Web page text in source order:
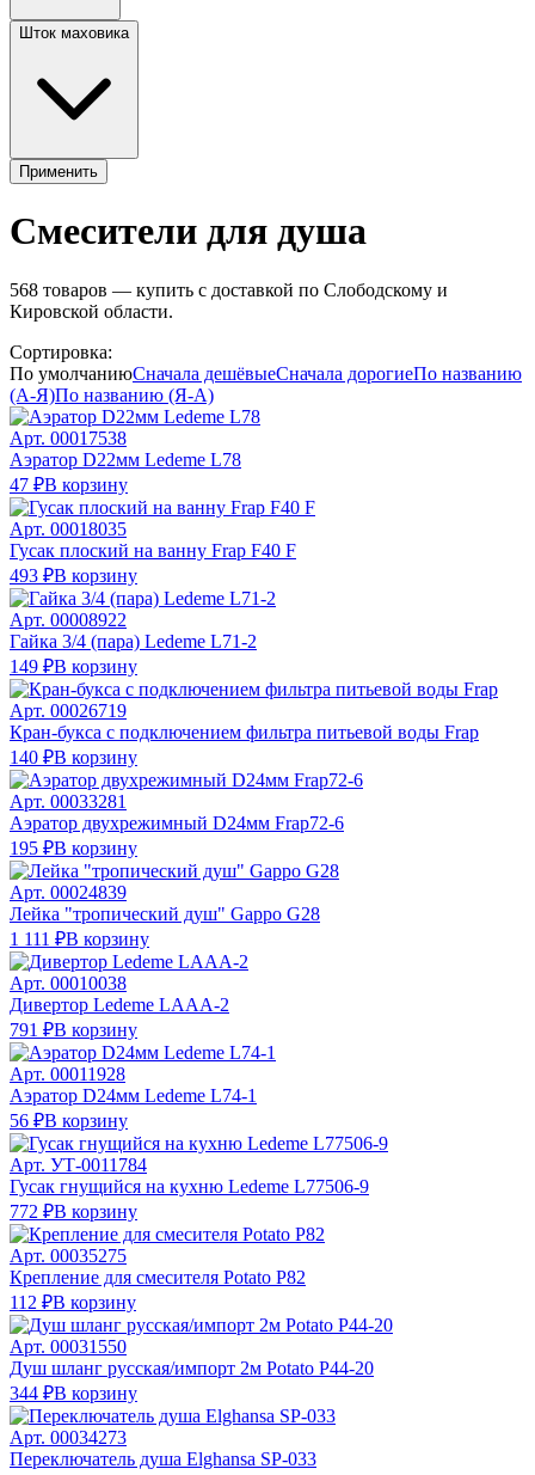
Шток маховика
Применить
Смесители для душа
568 товаров — купить с доставкой по Слободскому и
Кировской области.
Сортировка:
По умолчаниюСначала дешёвыеСначала дорогиеПо названию
(А-Я)По названию (Я-А)
Арт. 00017538
Аэратор D22мм Ledeme L78
47 ₽В корзину
Арт. 00018035
Гусак плоский на ванну Frap F40 F
493 ₽В корзину
Арт. 00008922
Гайка 3/4 (пара) Ledeme L71-2
149 ₽В корзину
Арт. 00026719
Кран-букса с подключением фильтра питьевой воды Frap
140 ₽В корзину
Арт. 00033281
Аэратор двухрежимный D24мм Frap72-6
195 ₽В корзину
Арт. 00024839
Лейка "тропический душ" Gappo G28
1 111 ₽В корзину
Арт. 00010038
Дивертор Ledeme LAAA-2
791 ₽В корзину
Арт. 00011928
Аэратор D24мм Ledeme L74-1
56 ₽В корзину
Арт. УТ-0011784
Гусак гнущийся на кухню Ledeme L77506-9
772 ₽В корзину
Арт. 00035275
Крепление для смесителя Potato Р82
112 ₽В корзину
Арт. 00031550
Душ шланг русская/импорт 2м Potato P44-20
344 ₽В корзину
Арт. 00034273
Переключатель душа Elghansa SP-033